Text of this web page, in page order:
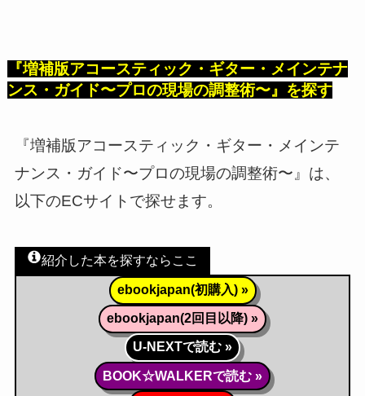
『増補版アコースティック・ギター・メインテナ
ンス・ガイド〜プロの現場の調整術〜』を探す
『増補版アコースティック・ギター・メインテ
ナンス・ガイド〜プロの現場の調整術〜』は、
以下のECサイトで探せます。
紹介した本を探すならここ
ebookjapan(初購入) »
ebookjapan(2回目以降) »
U-NEXTで読む »
BOOK☆WALKERで読む »